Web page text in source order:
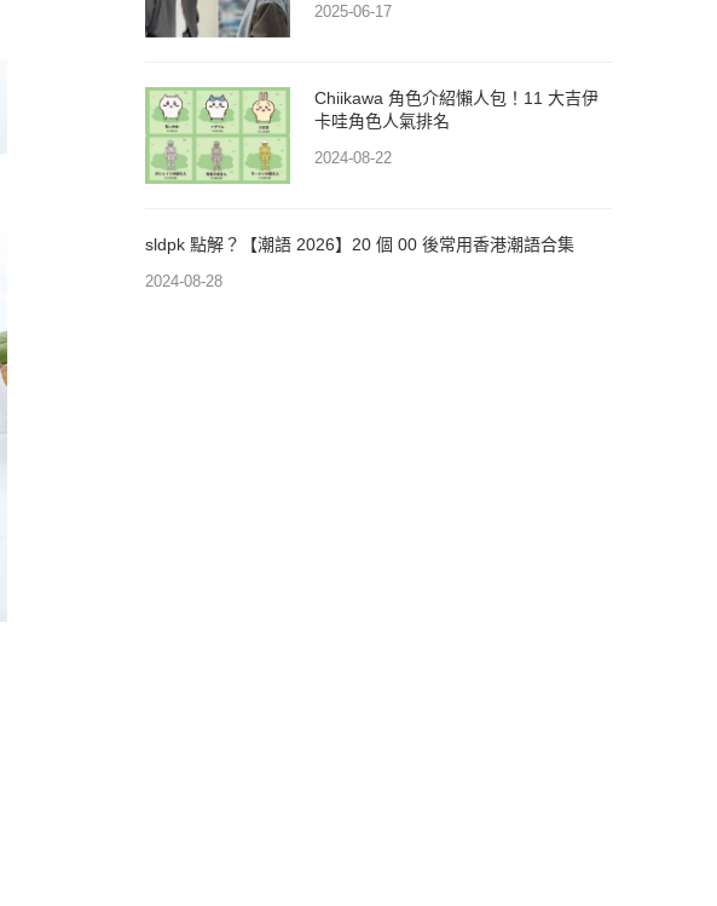
2025-06-17
Chiikawa 角色介紹懶人包！11 大吉伊
卡哇角色人氣排名
2024-08-22
sldpk 點解？【潮語 2026】20 個 00 後常用香港潮語合集
2024-08-28